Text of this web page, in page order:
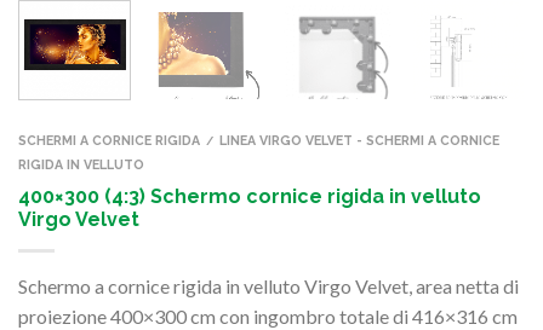
SCHERMI A CORNICE RIGIDA /
LINEA VIRGO VELVET - SCHERMI A CORNICE
RIGIDA IN VELLUTO
400×300 (4:3) Schermo cornice rigida in velluto
Virgo Velvet
Schermo a cornice rigida in velluto Virgo Velvet, area netta di
proiezione 400×300 cm con ingombro totale di 416×316 cm